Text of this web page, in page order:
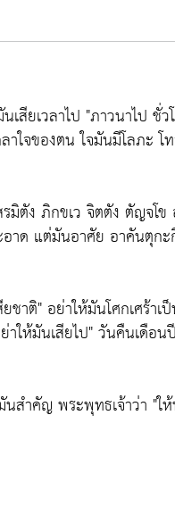
สียเวลาไป "ภาวนาไป ชั่
าใจของตน ใจมันมีโลภะ โ
มิตัง ภิกขเว จิตตัง ตัญจโ
าด แต่มันอาศัย อาคันตุกะ
ชาติ"อย่าให้มันโศกเศร้าเ
ให้มันเสียไป"วันคืนเดือน
สำคัญ พระพุทธเจ้าว่า "ใ